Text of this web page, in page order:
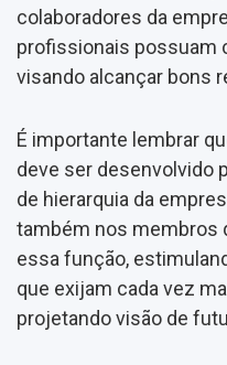
colaboradores da
profissionais possuam
visando alcançar bons
É importante lembrar
deve ser desenvolvido
de hierarquia da
também nos membros
essa função,
que exijam cada vez
projetando visão de